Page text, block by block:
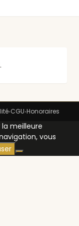
•CGU•Honoraires
meilleure
vous